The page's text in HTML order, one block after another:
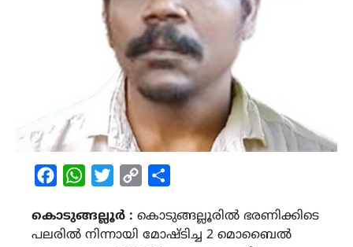
FacebookWhatsAppTwitterCopy
കൊടുങ്ങല്ലൂർ : കൊടുങ്ങല്ലൂരിൽ ഭരണിക്കിടെ
പലരിൽ നിന്നായി മോഷ്ടിച്ച 2 മൊബൈൽ